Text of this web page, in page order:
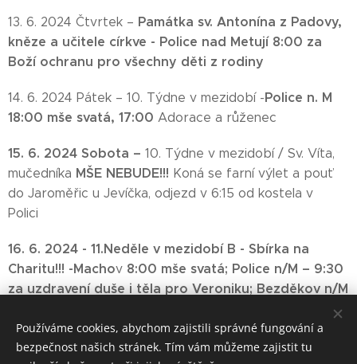
13. 6. 2024 Čtvrtek – Památka sv. Antonína z Padovy,
kněze a učitele církve - Police nad Metují 8:00 za
Boží ochranu pro všechny děti z rodiny
14. 6. 2024 Pátek – 10. Týdne v mezidobí -Police n. M
18:00 mše svatá, 17:00 Adorace a růženec
15. 6. 2024 Sobota – 10. Týdne v mezidobí / Sv. Víta,
mučedníka MŠE NEBUDE!!! Koná se farní výlet a pouť
do Jaroměřic u Jevíčka, odjezd v 6:15 od kostela v
Polici
16. 6. 2024 - 11.Neděle v mezidobí B - Sbírka na
Charitu!!! -Machov 8:00 mše svatá; Police n/M – 9:30
za uzdravení duše i těla pro Veroniku;Bezděkov n/M
Používáme cookies, abychom zajistili správné fungování a
bezpečnost našich stránek. Tím vám můžeme zajistit tu